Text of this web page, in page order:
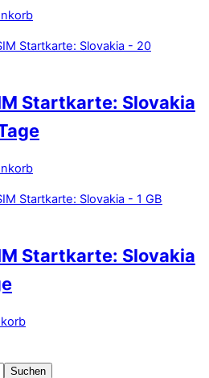
Startkarte: Slovakia
Startkarte: Slovakia
Suchen